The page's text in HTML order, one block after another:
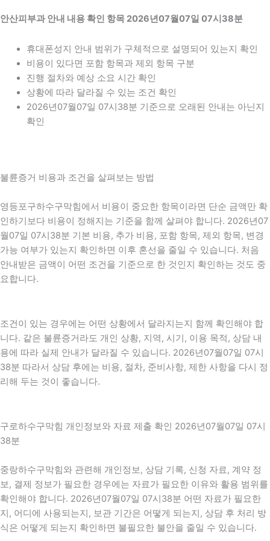
안산피부과 안내 내용 확인 항목 2026년07월07일 07시38분
휴대폰성지 안내 범위가 구체적으로 설명되어 있는지 확인
비용이 있다면 포함 항목과 제외 항목 구분
진행 절차와 예상 소요 시간 확인
상황에 따라 달라질 수 있는 조건 확인
2026년07월07일 07시38분 기준으로 오래된 안내는 아닌지
확인
불륜증거 비용과 조건을 살펴보는 방법
영등포구하수구막힘에서 비용이 중요한 항목이라면 단순 금액만 확
인하기보다 비용이 정해지는 기준을 함께 살펴야 합니다. 2026년07
월07일 07시38분 기본 비용, 추가 비용, 포함 항목, 제외 항목, 변경
가능 여부가 있는지 확인하면 이후 혼선을 줄일 수 있습니다. 처음
안내받은 금액이 어떤 조건을 기준으로 한 것인지 확인하는 것도 중
요합니다.
조건이 있는 경우에는 어떤 상황에서 달라지는지 함께 확인해야 합
니다. 같은 불륜증거라도 개인 상황, 지역, 시기, 이용 목적, 상담 내
용에 따라 실제 안내가 달라질 수 있습니다. 2026년07월07일 07시
38분 따라서 상담 후에는 비용, 절차, 준비사항, 제한 사항을 다시 정
리해 두는 것이 좋습니다.
구로하수구막힘 개인정보와 자료 제출 확인 2026년07월07일 07시
38분
중랑하수구막힘와 관련해 개인정보, 상담 기록, 신청 자료, 계약 정
보, 결제 정보가 필요한 경우에는 자료가 필요한 이유와 활용 범위를
확인해야 합니다. 2026년07월07일 07시38분 어떤 자료가 필요한
지, 어디에 사용되는지, 보관 기간은 어떻게 되는지, 상담 후 처리 방
식은 어떻게 되는지 확인하면 불필요한 불안을 줄일 수 있습니다.